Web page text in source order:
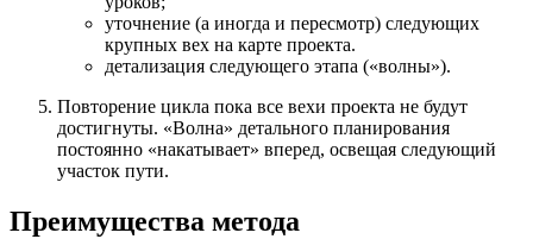
уточнение (а иногда и пересмотр) следующих
крупных вех на карте проекта.
детализация следующего этапа («волны»).
Повторение цикла пока все вехи проекта не будут
достигнуты. «Волна» детального планирования
постоянно «накатывает» вперед, освещая следующий
участок пути.
Преимущества метода